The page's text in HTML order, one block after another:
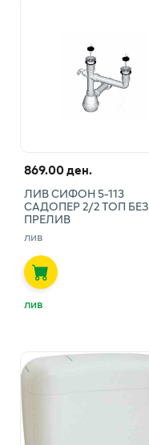
869.00 ден.
ЛИВ СИФОН 5-113
САДОПЕР 2/2 ТОП БЕЗ
ПРЕЛИВ
лив
лив